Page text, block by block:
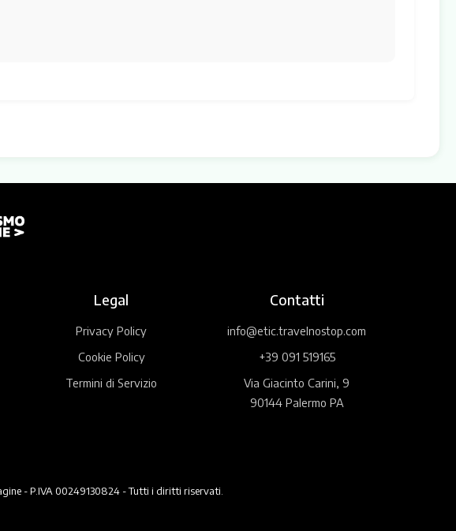
Legal
Privacy Policy
Cookie Policy
Termini di Servizio
Contatti
info@etic.travelnostop.com
+39 091 519165
Via Giacinto Carini, 9
90144 Palermo PA
- P.IVA 00249130824 - Tutti i diritti riservati.